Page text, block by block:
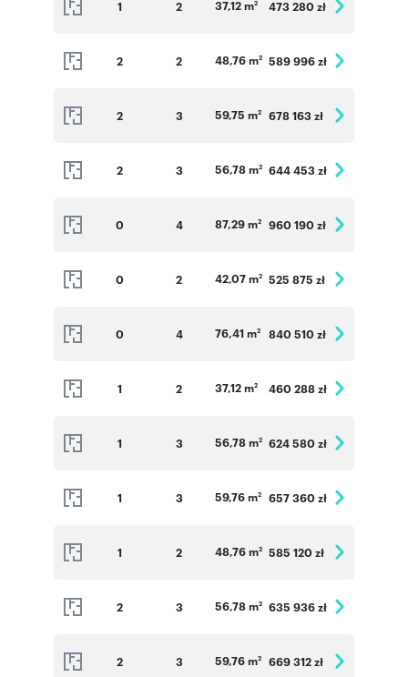
1 2 37,12 m2 473 280 zł
2 2 48,76 m2 589 996 zł
2 3 59,75 m2 678 163 zł
2 3 56,78 m2 644 453 zł
0 4 87,29 m2 960 190 zł
0 2 42,07 m2 525 875 zł
0 4 76,41 m2 840 510 zł
1 2 37,12 m2 460 288 zł
1 3 56,78 m2 624 580 zł
1 3 59,76 m2 657 360 zł
1 2 48,76 m2 585 120 zł
2 3 56,78 m2 635 936 zł
2 3 59,76 m2 669 312 zł